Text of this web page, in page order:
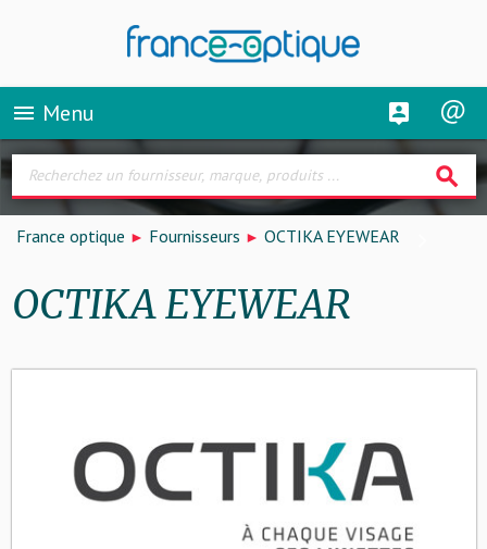
menu Menu
search
France optique Fournisseurs OCTIKA EYEWEAR
OCTIKA EYEWEAR